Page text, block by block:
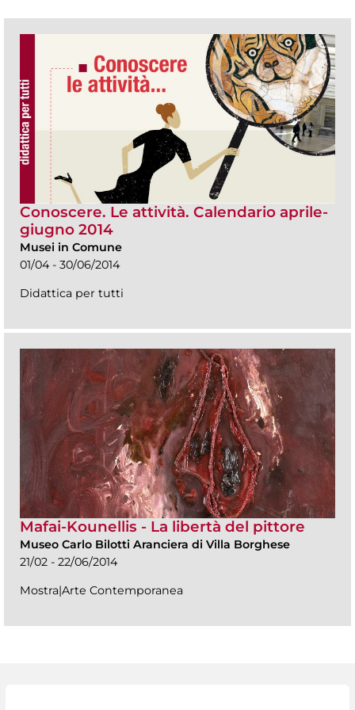
Conoscere. Le attività. Calendario aprile-
giugno 2014
Musei in Comune
01/04 - 30/06/2014
Didattica per tutti
Mafai-Kounellis - La libertà del pittore
Museo Carlo Bilotti Aranciera di Villa Borghese
21/02 - 22/06/2014
Mostra|Arte Contemporanea